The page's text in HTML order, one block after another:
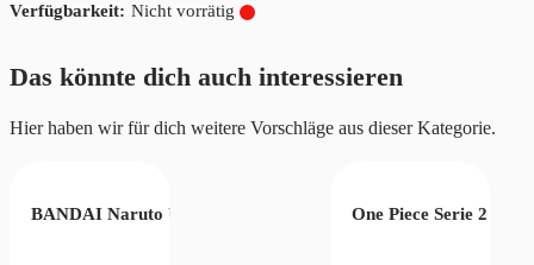
Nicht vorrätig
Das könnte dich auch interessieren
Hier haben wir für dich weitere Vorschläge aus dieser Kategorie.
BANDAI Naruto Uzumaki One Piece Serie 2 –